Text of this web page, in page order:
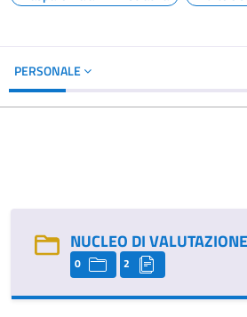
PERSONALE
NUCLEO DI
0 2